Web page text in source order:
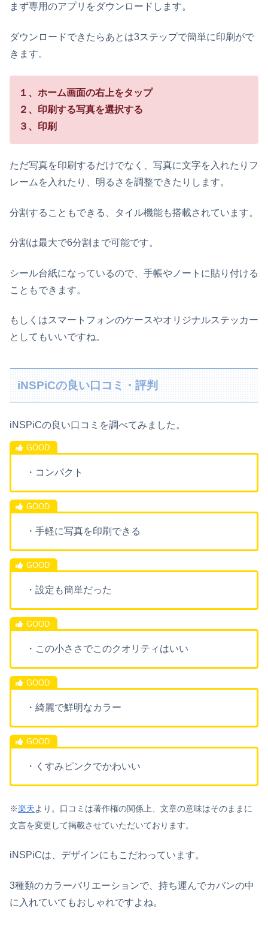
まず専用のアプリをダウンロードします。
ダウンロードできたらあとは3ステップで簡単に印刷がで
きます。
１、ホーム画面の右上をタップ
２、印刷する写真を選択する
３、印刷
ただ写真を印刷するだけでなく、写真に文字を入れたりフ
レームを入れたり、明るさを調整できたりします。
分割することもできる、タイル機能も搭載されています。
分割は最大で6分割まで可能です。
シール台紙になっているので、手帳やノートに貼り付ける
こともできます。
もしくはスマートフォンのケースやオリジナルステッカー
としてもいいですね。
iNSPiCの良い口コミ・評判
iNSPiCの良い口コミを調べてみました。
・コンパクト
・手軽に写真を印刷できる
・設定も簡単だった
・この小ささでこのクオリティはいい
・綺麗で鮮明なカラー
・くすみピンクでかわいい
※楽天より。口コミは著作権の関係上、文章の意味はそのままに
文言を変更して掲載させていただいております。
iNSPiCは、デザインにもこだわっています。
3種類のカラーバリエーションで、持ち運んでカバンの中
に入れていてもおしゃれですよね。